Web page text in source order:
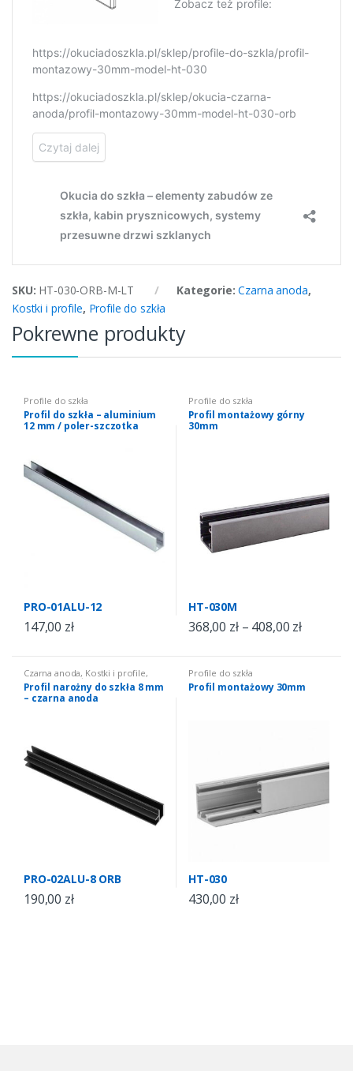
SKU: HT-030-ORB-M-LT Kategorie:Czarna anoda,
Kostki i profile, Profile do szkła
Pokrewne produkty
Profile do szkła
Profil do szkła – aluminium
12 mm / poler-szczotka
PRO-01ALU-12
147,00 zł
Profile do szkła
Profil montażowy górny
30mm
HT-030M
368,00 zł– 408,00 zł
Czarna anoda, Kostki i profile,
Profile do szkła
Profil narożny do szkła 8 mm
– czarna anoda
PRO-02ALU-8 ORB
190,00 zł
Profile do szkła
Profil montażowy 30mm
HT-030
430,00 zł